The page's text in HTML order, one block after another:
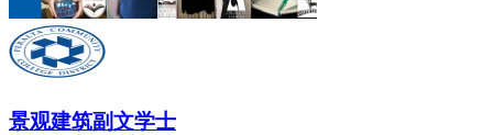
景观建筑副文学士